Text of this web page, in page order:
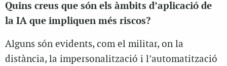
Quins creus que són els àmbits d’aplicació de
la IA que impliquen més riscos?
Alguns són evidents, com el militar, on la
distància, la impersonalització i l’automatització